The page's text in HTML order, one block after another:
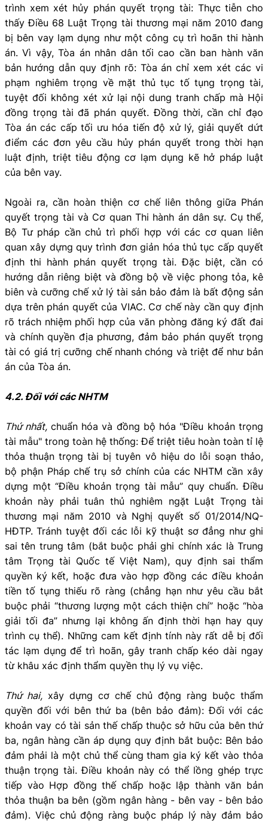
trình xem xét hủy phán quyết trọng tài: Thực tiễn cho
thấy Điều 68 Luật Trọng tài thương mại năm 2010 đang
bị bên vay lạm dụng như một công cụ trì hoãn thi hành
án. Vì vậy, Tòa án nhân dân tối cao cần ban hành văn
bản hướng dẫn quy định rõ: Tòa án chỉ xem xét các vi
phạm nghiêm trọng về mặt thủ tục tố tụng trọng tài,
tuyệt đối không xét xử lại nội dung tranh chấp mà Hội
đồng trọng tài đã phán quyết. Đồng thời, cần chỉ đạo
Tòa án các cấp tối ưu hóa tiến độ xử lý, giải quyết dứt
điểm các đơn yêu cầu hủy phán quyết trong thời hạn
luật định, triệt tiêu động cơ lạm dụng kẽ hở pháp luật
của bên vay.
Ngoài ra, cần hoàn thiện cơ chế liên thông giữa Phán
quyết trọng tài và Cơ quan Thi hành án dân sự. Cụ thể,
Bộ Tư pháp cần chủ trì phối hợp với các cơ quan liên
quan xây dựng quy trình đơn giản hóa thủ tục cấp quyết
định thi hành phán quyết trọng tài. Đặc biệt, cần có
hướng dẫn riêng biệt và đồng bộ về việc phong tỏa, kê
biên và cưỡng chế xử lý tài sản bảo đảm là bất động sản
dựa trên phán quyết của VIAC. Cơ chế này cần quy định
rõ trách nhiệm phối hợp của văn phòng đăng ký đất đai
và chính quyền địa phương, đảm bảo phán quyết trọng
tài có giá trị cưỡng chế nhanh chóng và triệt để như bản
án của Tòa án.
4.2. Đối với các NHTM
Thứ nhất, chuẩn hóa và đồng bộ hóa "Điều khoản trọng
tài mẫu" trong toàn hệ thống: Để triệt tiêu hoàn toàn tỉ lệ
thỏa thuận trọng tài bị tuyên vô hiệu do lỗi soạn thảo,
bộ phận Pháp chế trụ sở chính của các NHTM cần xây
dựng một “Điều khoản trọng tài mẫu” quy chuẩn. Điều
khoản này phải tuân thủ nghiêm ngặt Luật Trọng tài
thương mại năm 2010 và Nghị quyết số 01/2014/NQ-
HĐTP. Tránh tuyệt đối các lỗi kỹ thuật sơ đẳng như ghi
sai tên trung tâm (bắt buộc phải ghi chính xác là Trung
tâm Trọng tài Quốc tế Việt Nam), quy định sai thẩm
quyền ký kết, hoặc đưa vào hợp đồng các điều khoản
tiền tố tụng thiếu rõ ràng (chẳng hạn như yêu cầu bắt
buộc phải “thương lượng một cách thiện chí” hoặc “hòa
giải tối đa” nhưng lại không ấn định thời hạn hay quy
trình cụ thể). Những cam kết định tính này rất dễ bị đối
tác lạm dụng để trì hoãn, gây tranh chấp kéo dài ngay
từ khâu xác định thẩm quyền thụ lý vụ việc.
Thứ hai, xây dựng cơ chế chủ động ràng buộc thẩm
quyền đối với bên thứ ba (bên bảo đảm): Đối với các
khoản vay có tài sản thế chấp thuộc sở hữu của bên thứ
ba, ngân hàng cần áp dụng quy định bắt buộc: Bên bảo
đảm phải là một chủ thể cùng tham gia ký kết vào thỏa
thuận trọng tài. Điều khoản này có thể lồng ghép trực
tiếp vào Hợp đồng thế chấp hoặc lập thành văn bản
thỏa thuận ba bên (gồm ngân hàng - bên vay - bên bảo
đảm). Việc chủ động ràng buộc pháp lý này đảm bảo